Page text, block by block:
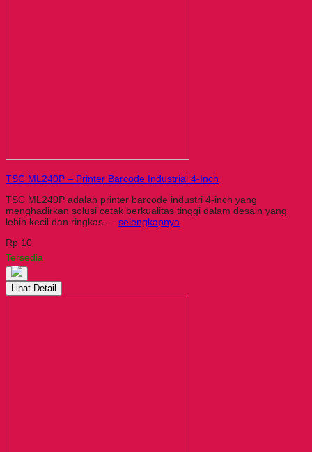
TSC ML240P – Printer Barcode Industrial 4-Inch
TSC ML240P adalah printer barcode industri 4-inch yang
menghadirkan solusi cetak berkualitas tinggi dalam desain yang
lebih kecil dan ringkas…. selengkapnya
Rp 10
Tersedia
Lihat Detail